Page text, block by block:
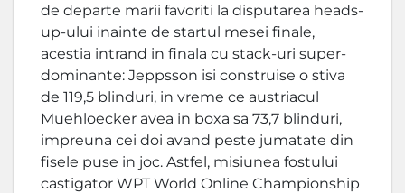
de departe marii favoriti la disputarea heads-
up-ului inainte de startul mesei finale,
acestia intrand in finala cu stack-uri super-
dominante: Jeppsson isi construise o stiva
de 119,5 blinduri, in vreme ce austriacul
Muehloecker avea in boxa sa 73,7 blinduri,
impreuna cei doi avand peste jumatate din
fisele puse in joc. Astfel, misiunea fostului
castigator WPT World Online Championship